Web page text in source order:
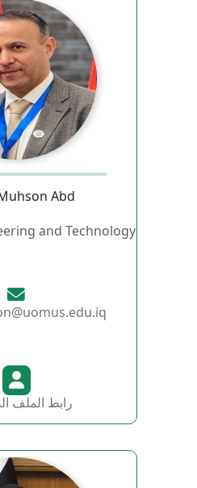
Abd
and Technology
رابط الملف